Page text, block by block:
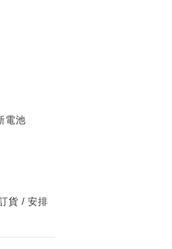
電池
貨 / 安排